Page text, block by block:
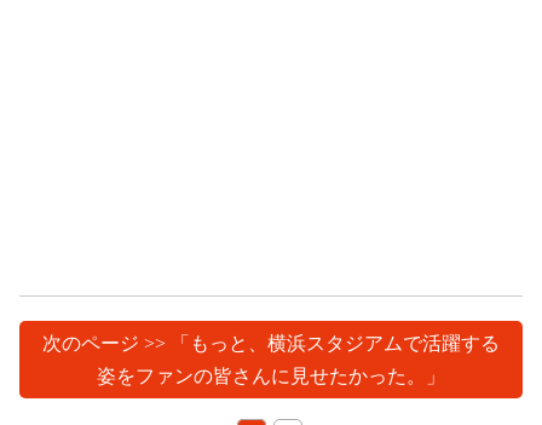
次のページ >> 「もっと、横浜スタジアムで活躍する
姿をファンの皆さんに見せたかった。」